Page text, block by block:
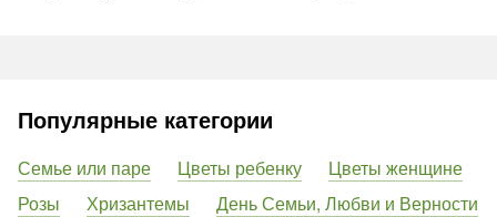
Популярные категории
Семье или паре Цветы ребенку
Цветы женщине
Розы
Хризантемы
День Семьи, Любви и Верности